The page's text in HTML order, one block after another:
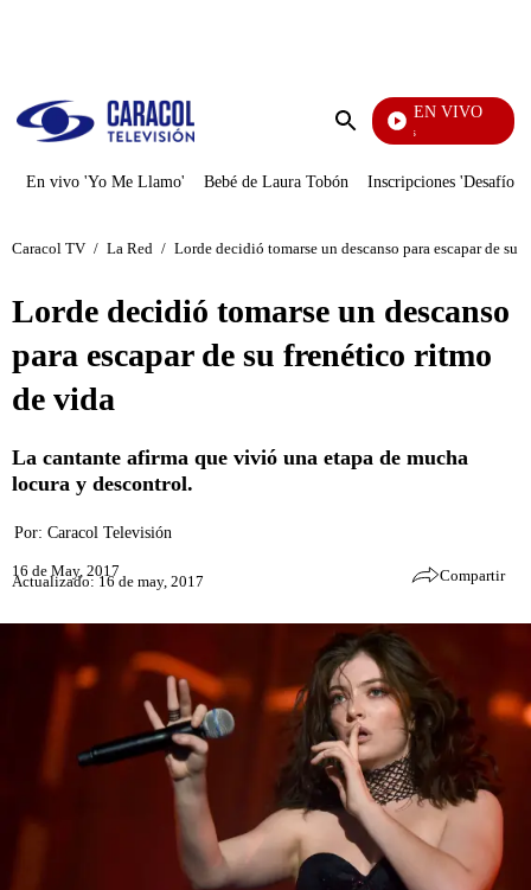
Enviar
EN VIVO
También Caerás
En vivo 'Yo Me Llamo' Bebé de Laura Tobón Inscripciones 'Desafío'
Caracol TV / La Red / Lorde decidió tomarse un descanso para escapar de su
Lorde decidió tomarse un descanso
para escapar de su frenético ritmo
de vida
La cantante afirma que vivió una etapa de mucha
locura y descontrol.
Por: Caracol Televisión
16 de May, 2017
Actualizado: 16 de may, 2017 Compartir